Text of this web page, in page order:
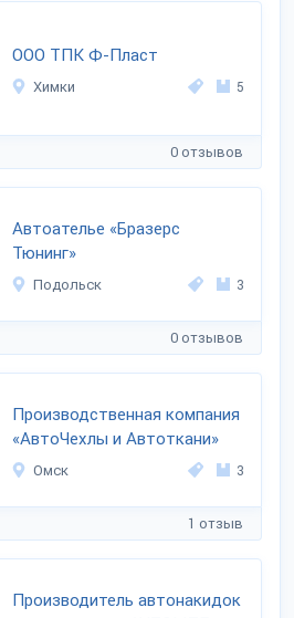
ООО ТПК Ф-Пласт
Химки 5
0 отзывов
Автоателье «Бразерс
Тюнинг»
Подольск 3
0 отзывов
Производственная компания
«АвтоЧехлы и Автоткани»
Омск 3
1 отзыв
Производитель автонакидок